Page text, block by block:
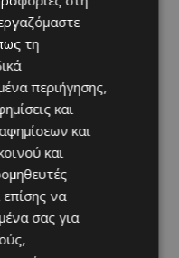
μεταξύ των
Δημοκρατία
κοντά στον ΔΗΣΥ,
τη
περιήγησης,
και
και
και
επίσης να
σας για